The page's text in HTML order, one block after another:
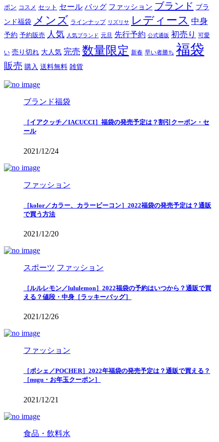
ポン コスメ セット セール バッグ ファッション ブランド ブラ
ンド福袋 メンズ ラインナップ リズリサ レディース 中身
予約 予約販売 人気 人気ブランド 元旦 先行予約 公式通販 初売り 可愛
い 売り切れ 大人気 完売 数量限定 新春 早い者勝ち 福袋
販売 購入 送料無料 雑貨
ブランド福袋
［イアクッチ／IACUCCI］福袋の発売予定は？割引クーポン・セ
ール
2021/12/24
ファッション
［kolor／カラー、カラービーコン］2022福袋の発売予定は？通販
で買う方法
2021/12/20
スポーツ ファッション
［ルルレモン／lululemon］2022福袋の予約はいつから？通販で買
える？値段・中身［ラッキーバッグ］
2021/12/26
ファッション
［ポシェ／POCHER］2022年福袋の発売予定は？通販で買える？
［nugu・お年玉クーポン］
2021/12/21
食品・飲料水